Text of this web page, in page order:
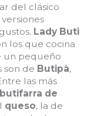
del clásico
Lady Buti
los que cocina
un pequeño
son de Butipà,
las más
butifarra de
queso, la de